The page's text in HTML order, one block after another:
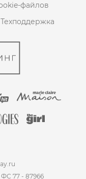
файлов
Техподдержка
77 - 87966